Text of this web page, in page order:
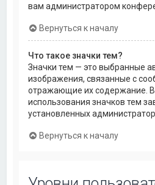
вам администратором
Вернуться к началу
Что такое значки тем?
Значки тем — это выбранные
изображения, связанные с
отражающие их содержание.
использования значков тем
установленных
Вернуться к началу